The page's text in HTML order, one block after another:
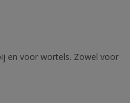
en voor wortels. Zowel voor